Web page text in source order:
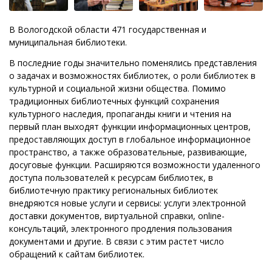
В Вологодской области 471 государственная и
муниципальная библиотеки.
В последние годы значительно поменялись представления
о задачах и возможностях библиотек, о роли библиотек в
культурной и социальной жизни общества. Помимо
традиционных библиотечных функций сохранения
культурного наследия, пропаганды книги и чтения на
первый план выходят функции информационных центров,
предоставляющих доступ в глобальное информационное
пространство, а также образовательные, развивающие,
досуговые функции. Расширяются возможности удаленного
доступа пользователей к ресурсам библиотек, в
библиотечную практику региональных библиотек
внедряются новые услуги и сервисы: услуги электронной
доставки документов, виртуальной справки, online-
консультаций, электронного продления пользования
документами и другие. В связи с этим растет число
обращений к сайтам библиотек.